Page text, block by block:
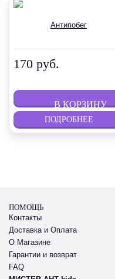
Антипобег
170 руб.
ПОДРОБНЕЕ
ПОМОЩЬ
Контакты
Доставка и Оплата
О Магазине
Гарантии и возврат
FAQ